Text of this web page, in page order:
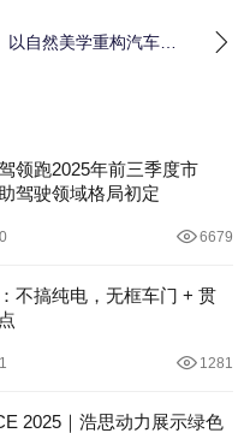
以自然美学重构汽车设
领跑2025年前三季度市
驾驶领域格局初定
6679
不搞纯电，无框车门 + 贯
1281
2025｜浩思动力展示绿色